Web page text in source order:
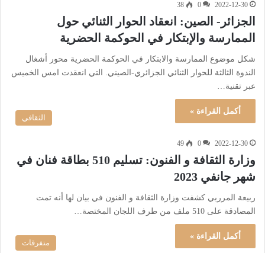
2022-12-30
0
38
الجزائر- الصين: انعقاد الحوار الثنائي حول
الممارسة والإبتكار في الحوكمة الحضرية
شكل موضوع الممارسة والابتكار في الحوكمة الحضرية محور أشغال
الندوة الثالثة للحوار الثنائي الجزائري-الصيني. التي انعقدت امس الخميس
عبر تقنية…
أكمل القراءة »
الثقافي
2022-12-30
0
49
وزارة الثقافة و الفنون: تسليم 510 بطاقة فنان في
شهر جانفي 2023
ربيعة المرربي كشفت وزارة الثقافة و الفنون في بيان لها أنه تمت
المصادقة على 510 ملف من طرف اللجان المختصة…
أكمل القراءة »
متفرقات